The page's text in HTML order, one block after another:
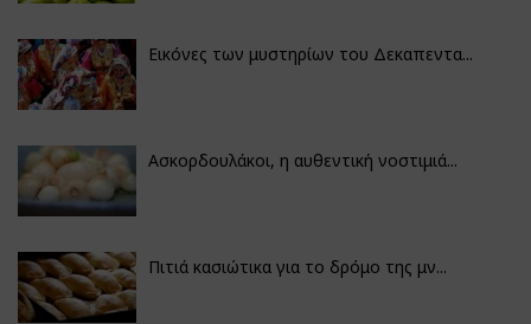
Εικόνες των μυστηρίων του Δεκαπεντα...
Ασκορδουλάκοι, η αυθεντική νοστιμιά...
Πιτιά κασιώτικα για το δρόμο της μν...